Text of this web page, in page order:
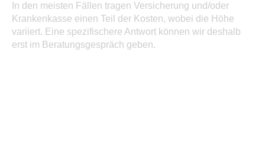
In den meisten Fällen tragen Versicherung und/oder
Krankenkasse einen Teil der Kosten, wobei die Höhe
variiert. Eine spezifischere Antwort können wir deshalb
erst im Beratungsgespräch geben.